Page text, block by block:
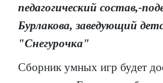
педагогический состав,-
Бурлакова, заведующий
"Снегурочка"
Сборник умных игр будет